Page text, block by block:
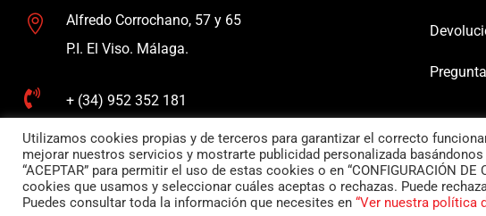

Alfredo Corrochano, 57 y 65
P.I. El Viso. Málaga.
 + (34) 952 352 181
 contacto@demoto.es
Utilizamos cookies propias y de terceros para garantizar el correcto
mejorar nuestros servicios y mostrarte publicidad personalizada
“ACEPTAR” para permitir el uso de estas cookies o en “CONFIGURACIÓN
cookies que usamos y seleccionar cuáles aceptas o rechazas. Puede
Puedes consultar toda la información que necesites en “Ver nuestra política